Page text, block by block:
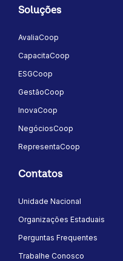
Soluções
AvaliaCoop
CapacitaCoop
ESGCoop
GestãoCoop
InovaCoop
NegóciosCoop
RepresentaCoop
Contatos
Unidade Nacional
Organizações Estaduais
Perguntas Frequentes
Trabalhe Conosco